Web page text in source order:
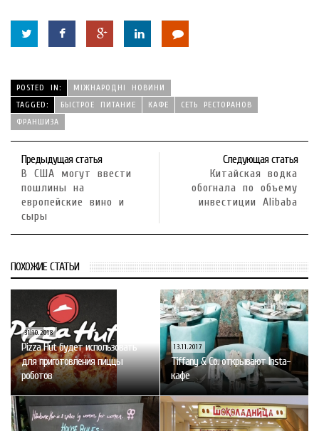
POSTED IN:
МІЖНАРОДНІ НОВИНИ
TAGGED:
БЫСТРОЕ ПИТАНИЕ КАФЕ
СЕТЬ РЕСТОРАНОВ
ФРАНШИЗА
Предыдущая статья
В США могут ввести
пошлины на
европейские вино и
сыры
Следующая статья
Китайская водка
обогнала по объему
инвестиции Alibaba
ПОХОЖИЕ СТАТЬИ
31.10.2018
Pizza Hut будет использовать
для приготовления пиццы
роботов
13.11.2017
Tiffany & Co. открывают Insta-
кафе